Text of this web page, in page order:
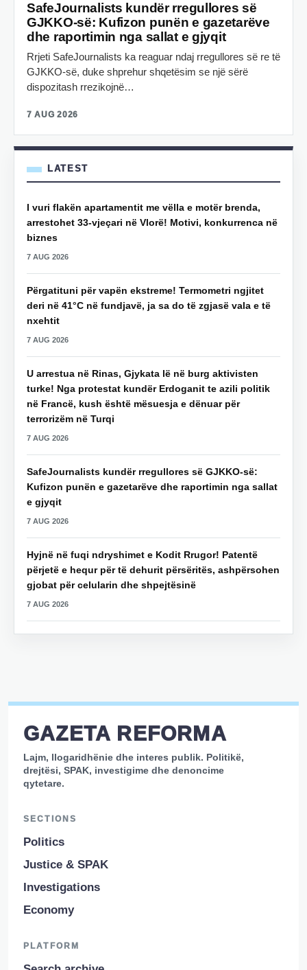
SafeJournalists kundër rregullores së
GJKKO-së: Kufizon punën e gazetarëve
dhe raportimin nga sallat e gjyqit
Rrjeti SafeJournalists ka reaguar ndaj rregullores së re të
GJKKO-së, duke shprehur shqetësim se një sërë
dispozitash rrezikojnë…
7 AUG 2026
LATEST
I vuri flakën apartamentit me vëlla e motër brenda,
arrestohet 33-vjeçari në Vlorë! Motivi, konkurrenca në
biznes
7 AUG 2026
Përgatituni për vapën ekstreme! Termometri ngjitet
deri në 41°C në fundjavë, ja sa do të zgjasë vala e të
nxehtit
7 AUG 2026
U arrestua në Rinas, Gjykata lë në burg aktivisten
turke! Nga protestat kundër Erdoganit te azili politik
në Francë, kush është mësuesja e dënuar për
terrorizëm në Turqi
7 AUG 2026
SafeJournalists kundër rregullores së GJKKO-së:
Kufizon punën e gazetarëve dhe raportimin nga sallat
e gjyqit
7 AUG 2026
Hyjnë në fuqi ndryshimet e Kodit Rrugor! Patentë
përjetë e hequr për të dehurit përsëritës, ashpërsohen
gjobat për celularin dhe shpejtësinë
7 AUG 2026
GAZETA REFORMA
Lajm, llogaridhënie dhe interes publik. Politikë,
drejtësi, SPAK, investigime dhe denoncime
qytetare.
SECTIONS
Politics
Justice & SPAK
Investigations
Economy
PLATFORM